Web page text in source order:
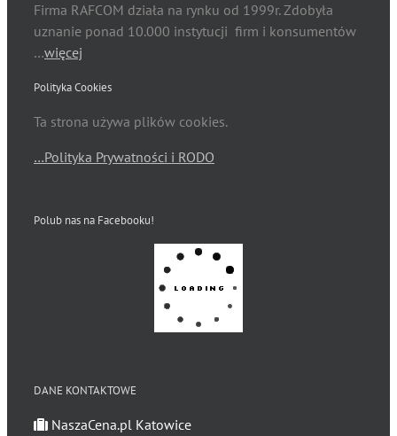
Firma RAFCOM działa na rynku od 1999r. Zdobyła
uznanie ponad 10.000 instytucji firm i konsumentów
…więcej
Polityka Cookies
Ta strona używa plików cookies.
…Polityka Prywatności i RODO
Polub nas na Facebooku!
DANE KONTAKTOWE
NaszaCena.pl Katowice